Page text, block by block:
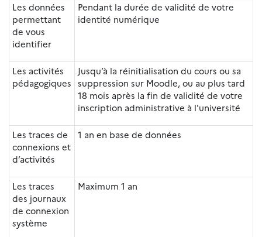
Les données
permettant
de vous
identifier
Pendant la durée de validité de votre
identité numérique
Les activités
pédagogiques
Jusqu’à la réinitialisation du cours ou sa
suppression sur Moodle, ou au plus tard
18 mois après la fin de validité de votre
inscription administrative à l'université
Les traces de
connexions et
d’activités
1 an en base de données
Les traces
des journaux
de connexion
système
Maximum 1 an